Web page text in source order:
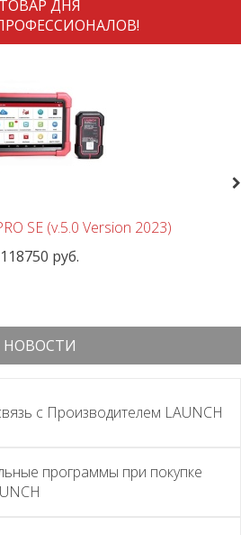
ТОВАР ДНЯ
SE (v.5.0 Version 2023)
118750 руб.
НОВОСТИ
с Производителем LAUNCH
программы при покупке